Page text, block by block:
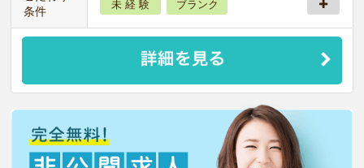
条件
未 経 験 ブランク